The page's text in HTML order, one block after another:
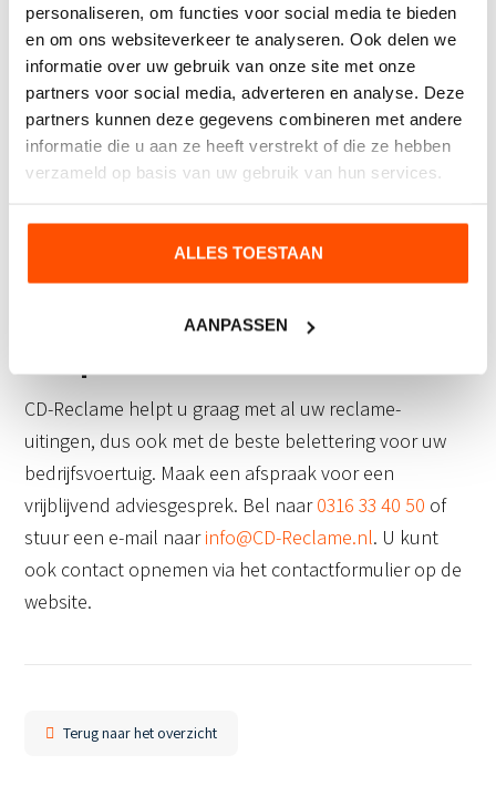
personaliseren, om functies voor social media te bieden
en om ons websiteverkeer te analyseren. Ook delen we
informatie over uw gebruik van onze site met onze
partners voor social media, adverteren en analyse. Deze
partners kunnen deze gegevens combineren met andere
informatie die u aan ze heeft verstrekt of die ze hebben
verzameld op basis van uw gebruik van hun services.
ALLES TOESTAAN
AANPASSEN
Flexibel en herbruikbaar
Snelle bevestiging en verwijdering
Ideaal voor tijdelijke reclamecampagnes
Welke voertuigbelettering voor uw bedrijf het beste is,
hangt natuurlijk af van uw specifieke wensen. Wilt u
voor een professionele, minimalistische uitstraling?
Welke keuze u ook maakt; met de juiste belettering
CD-Reclame helpt u graag met al uw reclame-
uitingen, dus ook met de beste belettering voor uw
bedrijfsvoertuig. Maak een afspraak voor een
vrijblijvend adviesgesprek. Bel naar0316 33 40 50 of
stuur een e-mail naarinfo@CD-Reclame.nl. U kunt
ook contact opnemen via het contactformulier op de
website.
Terug naar het overzicht